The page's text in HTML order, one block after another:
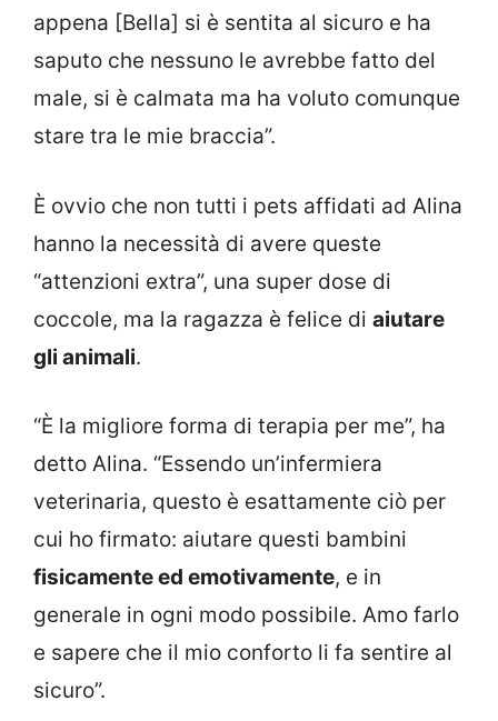
appena [Bella] si è sentita al sicuro e ha
saputo che nessuno le avrebbe fatto del
male, si è calmata ma ha voluto comunque
stare tra le mie braccia”.
È ovvio che non tutti i pets affidati ad Alina
hanno la necessità di avere queste
“attenzioni extra”, una super dose di
coccole, ma la ragazza è felice di aiutare
gli animali.
“È la migliore forma di terapia per me”, ha
detto Alina. “Essendo un’infermiera
veterinaria, questo è esattamente ciò per
cui ho firmato: aiutare questi bambini
fisicamente ed emotivamente, e in
generale in ogni modo possibile. Amo farlo
e sapere che il mio conforto li fa sentire al
sicuro”.